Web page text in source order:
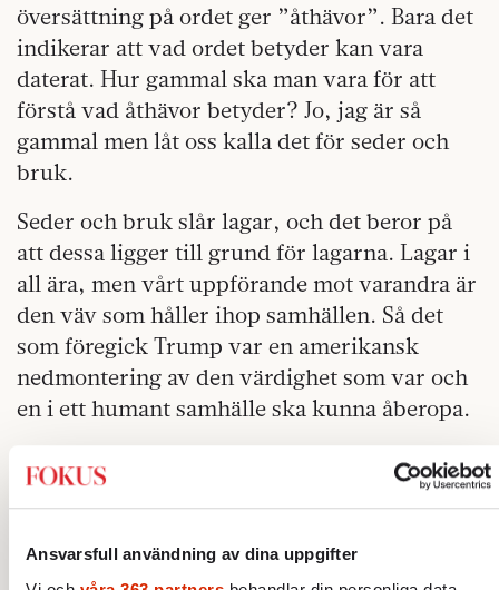
Ansvarsfull användning av dina uppgifter
översättning på ordet ger ”åthävor”. Bara det
indikerar att vad ordet betyder kan vara
daterat. Hur gammal ska man vara för att
förstå vad åthävor betyder? Jo, jag är så
gammal men låt oss kalla det för seder och
bruk.
Seder och bruk slår lagar, och det beror på
att dessa ligger till grund för lagarna. Lagar i
all ära, men vårt uppförande mot varandra är
den väv som håller ihop samhällen. Så det
som föregick Trump var en amerikansk
nedmontering av den värdighet som var och
en i ett humant samhälle ska kunna åberopa.
Det som händer i dessa dagar fyllda av
Epstein är att bilder av nedmonteringen av
sett förut. Var och en för sig, störst går först
och makt är rätt. I den superindividualistiska